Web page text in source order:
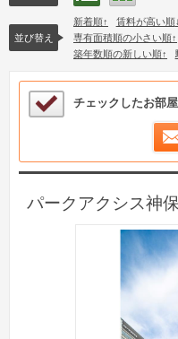
並び替え
新着順 賃料が高い順
専有面積順の小さい順
築年数順の新しい順
検討中リストサン
チェックしたお部
パークアクシス神